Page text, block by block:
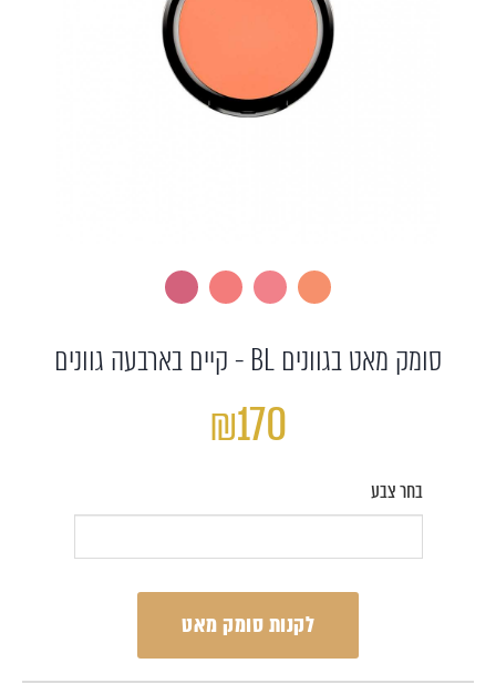
סומק מאט בגוונים BL - קיים בארבעה גוונים
₪170
בחר צבע
לקנות סומק מאט